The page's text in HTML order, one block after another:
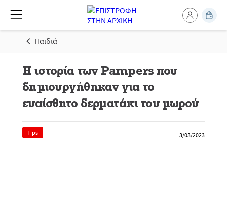
Παιδιά
Η ιστορία των Pampers που
δημιουργήθηκαν για το
ευαίσθητο δερματάκι του μωρού
Tips 3/03/2023